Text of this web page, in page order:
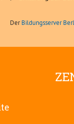
DerBildungsserver